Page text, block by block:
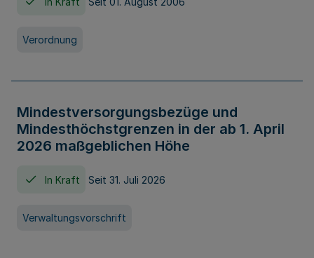
Verordnung
Mindestversorgungsbezüge und
Mindesthöchstgrenzen in der ab 1. April
2026 maßgeblichen Höhe
In Kraft Seit 31. Juli 2026
Verwaltungsvorschrift